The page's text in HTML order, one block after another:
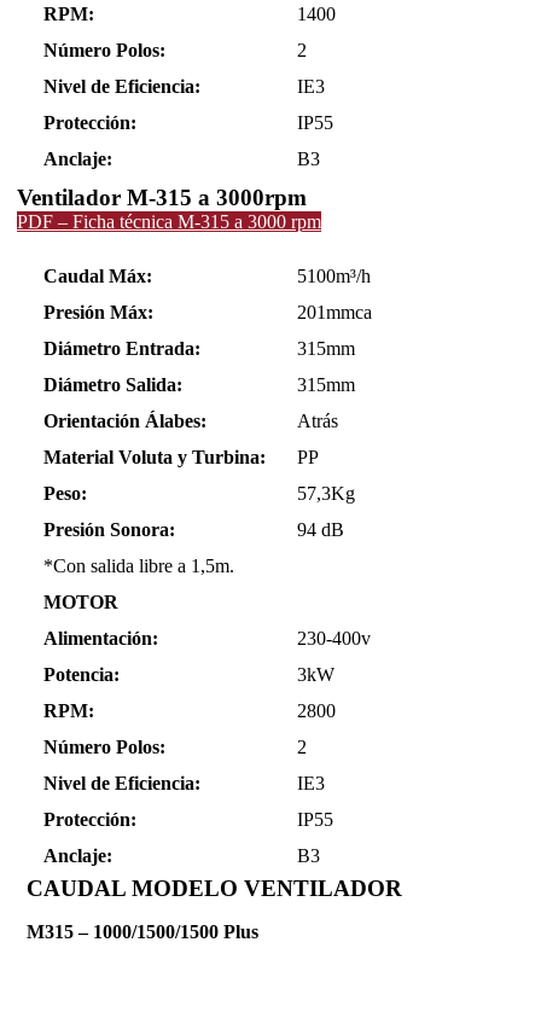
RPM:
1400
Número Polos:
2
Nivel de Eficiencia:
IE3
Protección:
IP55
Anclaje:
B3
Ventilador M-315 a 3000rpm
PDF – Ficha técnica M-315 a 3000 rpm
Caudal Máx:
5100m³/h
Presión Máx:
201mmca
Diámetro Entrada:
315mm
Diámetro Salida:
315mm
Orientación Álabes:
Atrás
Material Voluta y Turbina:
PP
Peso:
57,3Kg
Presión Sonora:
94 dB
*Con salida libre a 1,5m.
MOTOR
Alimentación:
230-400v
Potencia:
3kW
RPM:
2800
Número Polos:
2
Nivel de Eficiencia:
IE3
Protección:
IP55
Anclaje:
B3
CAUDAL MODELO VENTILADOR
M315 – 1000/1500/1500 Plus